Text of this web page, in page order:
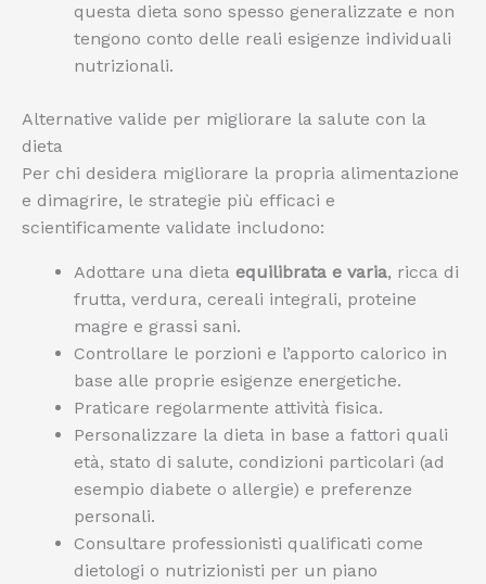
questa dieta sono spesso generalizzate e non
tengono conto delle reali esigenze individuali
nutrizionali.
Alternative valide per migliorare la salute con la
dieta
Per chi desidera migliorare la propria alimentazione
e dimagrire, le strategie più efficaci e
scientificamente validate includono:
Adottare una dieta equilibrata e varia, ricca di
frutta, verdura, cereali integrali, proteine
magre e grassi sani.
Controllare le porzioni e l’apporto calorico in
base alle proprie esigenze energetiche.
Praticare regolarmente attività fisica.
Personalizzare la dieta in base a fattori quali
età, stato di salute, condizioni particolari (ad
esempio diabete o allergie) e preferenze
personali.
Consultare professionisti qualificati come
dietologi o nutrizionisti per un piano